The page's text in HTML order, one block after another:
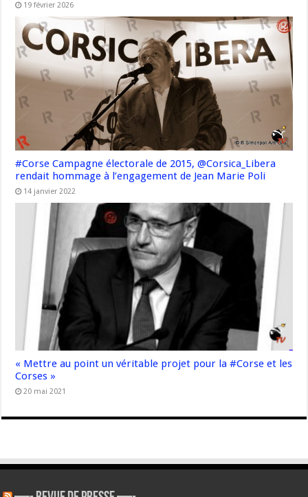
19 février 2026
#Corse Campagne électorale de 2015, @Corsica_Libera
rendait hommage à l’engagement de Jean Marie Poli
14 janvier 2022
« Mettre au point un véritable projet pour la #Corse et les
Corses »
20 mai 2021